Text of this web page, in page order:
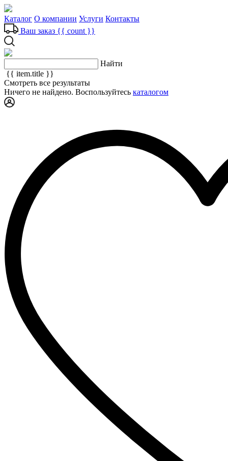
Каталог О компании Услуги Контакты
Ваш заказ {{ count }}
Найти
{{ item.title }}
Смотреть все результаты
Ничего не найдено. Воспользуйтесь каталогом